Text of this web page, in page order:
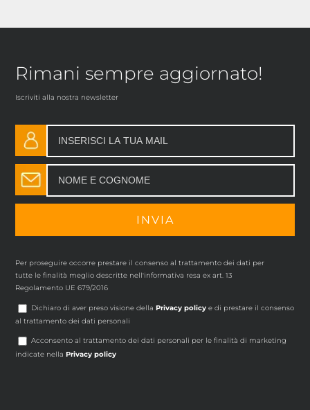
Rimani sempre aggiornato!
Iscriviti alla nostra newsletter
Per proseguire occorre prestare il consenso al trattamento dei dati per
tutte le finalità meglio descritte nell'informativa resa ex art. 13
Regolamento UE 679/2016
Dichiaro di aver preso visione dellaPrivacy policy e di prestare il consenso
al trattamento dei dati personali
Acconsento al trattamento dei dati personali per le finalità di marketing
indicate nellaPrivacy policy